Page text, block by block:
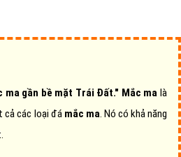
gần bề mặt Trái Đất." Mắc ma là
cả các loại đá mắc ma. Nó có khả năng